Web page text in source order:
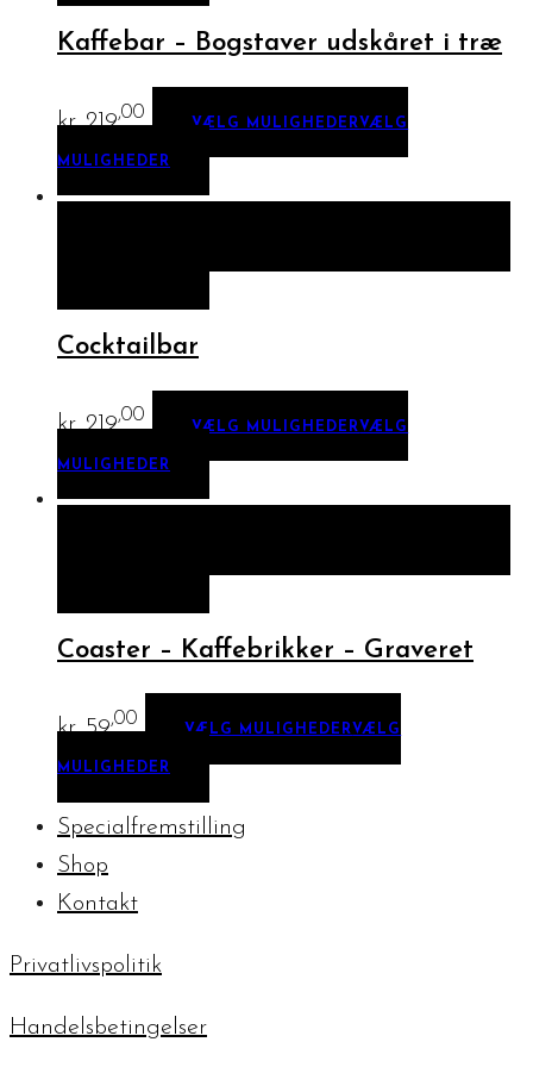
Kaffebar – Bogstaver udskåret i træ
kr.219,00
VÆLG MULIGHEDERVÆLG
MULIGHEDER
Cocktailbar
kr.219,00
VÆLG MULIGHEDERVÆLG
MULIGHEDER
Coaster – Kaffebrikker – Graveret
kr.59,00
VÆLG MULIGHEDERVÆLG
MULIGHEDER
Specialfremstilling
Shop
Kontakt
Privatlivspolitik
Handelsbetingelser